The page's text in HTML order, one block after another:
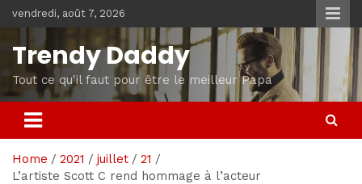
to
content
vendredi, août 7, 2026
Trendy Daddy
Tout ce qu'il faut pour être le meilleur Papa
Home 2021 juillet
21
L’artiste Scott C rend hommage à l’acteur